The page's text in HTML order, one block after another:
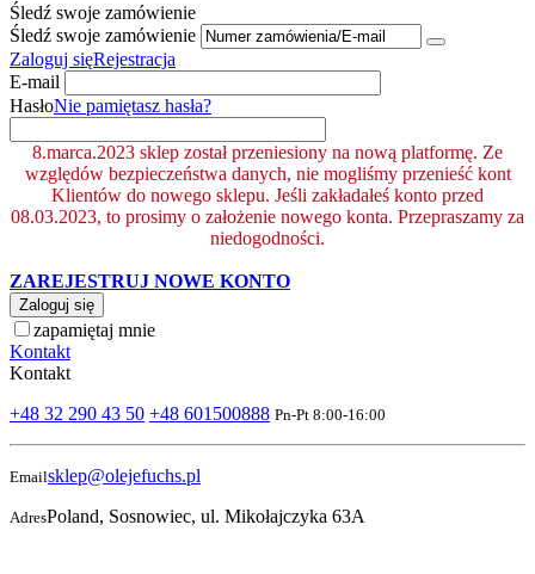
Śledź swoje zamówienie
Śledź swoje zamówienie
Zaloguj sięRejestracja
E-mail
HasłoNie pamiętasz hasła?
8.marca.2023 sklep został przeniesiony na nową platformę. Ze
względów bezpieczeństwa danych, nie mogliśmy przenieść kont
Klientów do nowego sklepu. Jeśli zakładałeś konto przed
08.03.2023, to prosimy o założenie nowego konta. Przepraszamy za
niedogodności.
ZAREJESTRUJ NOWE KONTO
Zaloguj się
zapamiętaj mnie
Kontakt
Kontakt
+48 32 290 43 50 +48 601500888 Pn-Pt 8:00-16:00
Emailsklep@olejefuchs.pl
AdresPoland, Sosnowiec, ul. Mikołajczyka 63A